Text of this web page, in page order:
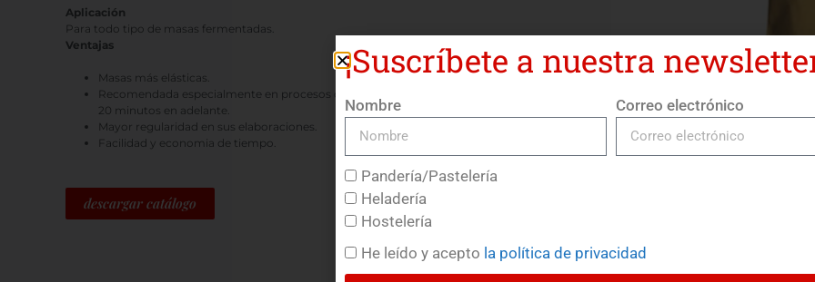
Aplicación
Para todo tipo de masas fermentadas.
Ventajas
Masas más elásticas.
Recomendada especialmente en procesos donde la fermentación sea larga de
20 minutos en adelante.
Mayor regularidad en sus elaboraciones.
Facilidad y economia de tiempo.
descargar catálogo
¡Suscríbete a nuestra
Nombre Correo electrónico
Pandería/Pastelería
Heladería
Hostelería
He leído y acepto la política de privacidad